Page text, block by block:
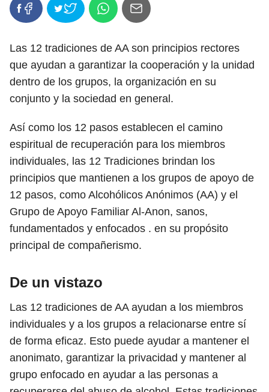
Las 12 tradiciones de AA son principios rectores
que ayudan a garantizar la cooperación y la unidad
dentro de los grupos, la organización en su
conjunto y la sociedad en general.
Así como los 12 pasos establecen el camino
espiritual de recuperación para los miembros
individuales, las 12 Tradiciones brindan los
principios que mantienen a los grupos de apoyo de
12 pasos, como Alcohólicos Anónimos (AA) y el
Grupo de Apoyo Familiar Al-Anon, sanos,
fundamentados y enfocados . en su propósito
principal de compañerismo.
De un vistazo
Las 12 tradiciones de AA ayudan a los miembros
individuales y a los grupos a relacionarse entre sí
de forma eficaz. Esto puede ayudar a mantener el
anonimato, garantizar la privacidad y mantener al
grupo enfocado en ayudar a las personas a